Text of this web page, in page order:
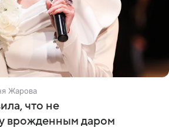
Жарова
что не
врожденным даром